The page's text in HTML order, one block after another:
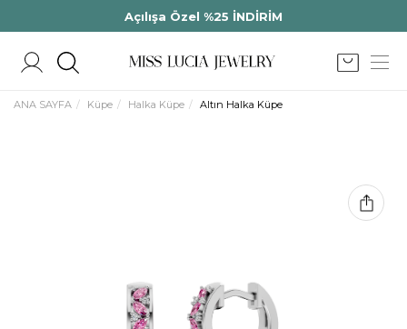
Açılışa Özel %25 İNDİRİM
ANA SAYFA Küpe Halka Küpe Altın Halka Küpe